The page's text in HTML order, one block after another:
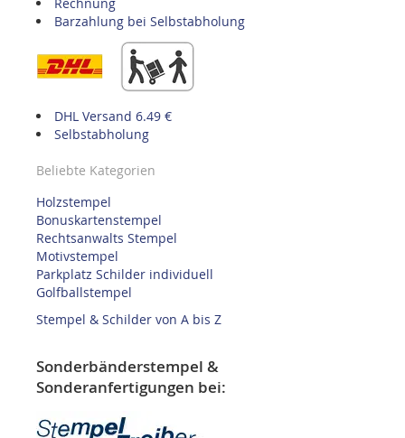
Barzahlung bei Selbstabholung
DHL Versand 6.49 €
Selbstabholung
Beliebte Kategorien
Holzstempel
Bonuskartenstempel
Rechtsanwalts Stempel
Motivstempel
Parkplatz Schilder individuell
Golfballstempel
Stempel & Schilder von A bis Z
Sonderbänderstempel &
Sonderanfertigungen bei: